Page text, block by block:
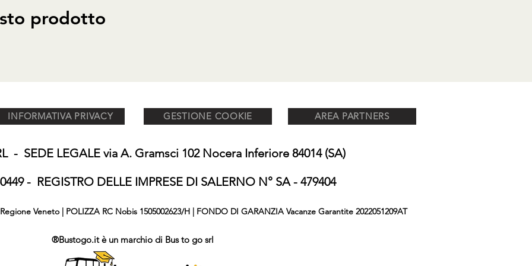
prodotto
INFORMATIVA PRIVACY GESTIONE COOKIE AREA PARTNERS
- SEDE LEGALE via A. Gramsci 102 Nocera Inferiore 84014 (SA)
- REGISTRO DELLE IMPRESE DI SALERNO N° SA - 479404
Veneto | POLIZZA RC Nobis 1505002623/H | FONDO DI GARANZIA Vacanze Garantite 2022051209AT
®Bustogo.it è un marchio di Bus to go srl